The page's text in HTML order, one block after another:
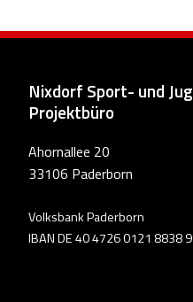
Nixdorf Sport- und
Projektbüro
Ahornallee 20
33106 Paderborn
Volksbank Paderborn
IBAN DE 40 4726 0121 8838